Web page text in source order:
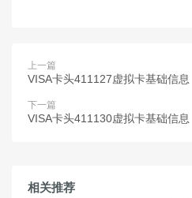
上一篇
VISA卡头411127虚拟卡基础信息
下一篇
VISA卡头411130虚拟卡基础信息
相关推荐